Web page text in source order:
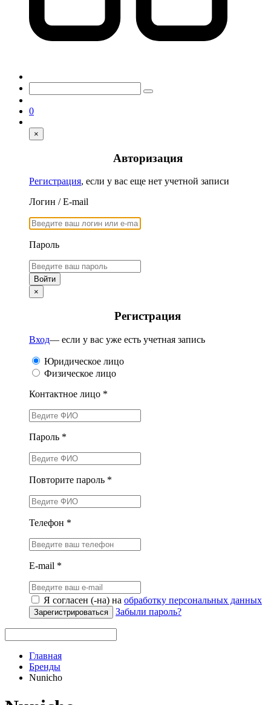
0
×
Авторизация
Регистрация, если у вас еще нет учетной записи
Логин / E-mail
Пароль
×
Регистрация
Вход— если у вас уже есть учетная запись
Юридическое лицо
Физическое лицо
Контактное лицо *
Пароль *
Повторите пароль *
Телефон *
E-mail *
Я согласен (-на) на обработку персональных данных
Зарегистрироваться Забыли пароль?
Главная
Бренды
Nunicho